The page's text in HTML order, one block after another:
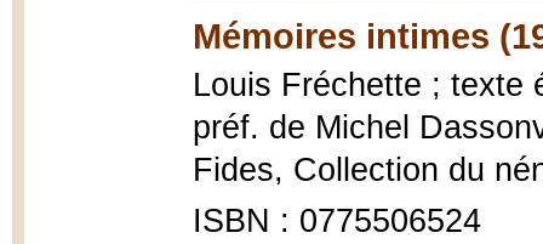
Mémoires intimes
Louis Fréchette ; texte
préf. de Michel
Fides, Collection du
ISBN : 0775506524